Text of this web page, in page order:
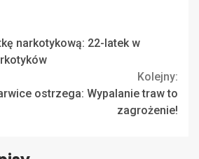
narkotykową: 22-latek w
Kolejny:
ostrzega: Wypalanie traw to
zagrożenie!